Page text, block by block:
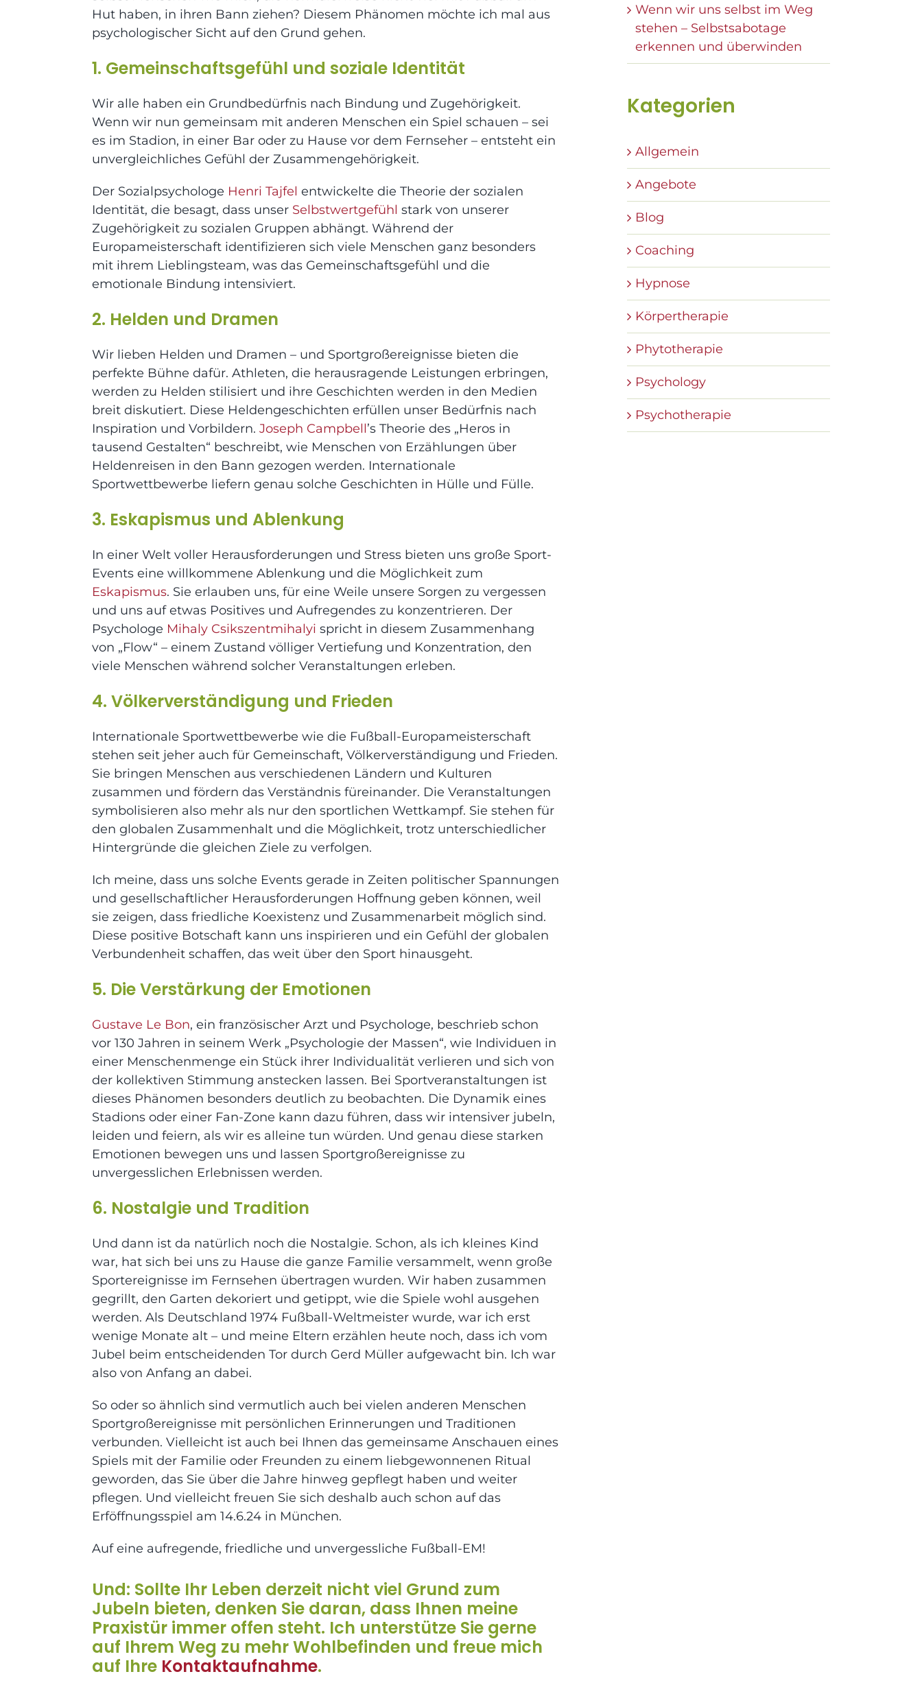
Hut haben, in ihren Bann ziehen? Diesem Phänomen möchte ich mal aus
psychologischer Sicht auf den Grund gehen.
1. Gemeinschaftsgefühl und soziale Identität
Wir alle haben ein Grundbedürfnis nach Bindung und Zugehörigkeit.
Wenn wir nungemeinsam mit anderen Menschen ein Spiel schauen – sei
es im Stadion, in einer Bar oder zu Hause vor dem Fernseher – entsteht ein
unvergleichliches Gefühl der Zusammengehörigkeit.
Der Sozialpsychologe Henri Tajfel entwickelte die Theorie der sozialen
Identität, die besagt, dass unser Selbstwertgefühl stark von unserer
Zugehörigkeit zu sozialen Gruppen abhängt. Während der
Europameisterschaft identifizieren sich viele Menschen ganz besonders
mit ihrem Lieblingsteam, was das Gemeinschaftsgefühl und die
emotionale Bindung intensiviert.
2. Helden und Dramen
Wir lieben Helden und Dramen – und Sportgroßereignisse bieten die
perfekte Bühne dafür. Athleten, die herausragende Leistungen erbringen,
werden zu Helden stilisiert und ihre Geschichten werden in den Medien
breit diskutiert. Diese Heldengeschichten erfüllen unser Bedürfnis nach
Inspiration und Vorbildern.Joseph Campbell’s Theorie des „Heros in
tausend Gestalten“ beschreibt, wie Menschen von Erzählungen über
Heldenreisen in den Bann gezogen werden. Internationale
Sportwettbewerbe liefern genau solche Geschichten in Hülle und Fülle.
3. Eskapismus und Ablenkung
In einer Welt voller Herausforderungen und Stress bieten uns große Sport-
Events eine willkommene Ablenkung und die Möglichkeit zum
Eskapismus. Sie erlauben uns, für eine Weile unsere Sorgen zu vergessen
und uns auf etwas Positives und Aufregendes zu konzentrieren. Der
Psychologe Mihaly Csikszentmihalyi spricht in diesem Zusammenhang
von „Flow“ – einem Zustand völliger Vertiefung und Konzentration, den
viele Menschen während solcher Veranstaltungen erleben.
4. Völkerverständigung und Frieden
Internationale Sportwettbewerbe wie die Fußball-Europameisterschaft
stehen seit jeher auch für Gemeinschaft, Völkerverständigung und Frieden.
Sie bringen Menschen aus verschiedenen Ländern und Kulturen
zusammen und fördern das Verständnis füreinander. Die Veranstaltungen
symbolisieren also mehr als nur den sportlichen Wettkampf. Sie stehen für
den globalen Zusammenhalt und die Möglichkeit, trotz unterschiedlicher
Hintergründe die gleichen Ziele zu verfolgen.
Ich meine, dass uns solche Events gerade in Zeiten politischer Spannungen
und gesellschaftlicher Herausforderungen Hoffnung geben können, weil
sie zeigen, dass friedliche Koexistenz und Zusammenarbeit möglich sind.
Diese positive Botschaft kann uns inspirieren und ein Gefühl der globalen
Verbundenheit schaffen, das weit über den Sport hinausgeht.
5. Die Verstärkung der Emotionen
Gustave Le Bon, ein französischer Arzt und Psychologe, beschrieb schon
vor 130 Jahren in seinem Werk „Psychologie der Massen“, wie Individuen in
einer Menschenmenge ein Stück ihrer Individualität verlieren und sich von
der kollektiven Stimmung anstecken lassen. Bei Sportveranstaltungen ist
dieses Phänomen besonders deutlich zu beobachten. Die Dynamik eines
Stadions oder einer Fan-Zone kann dazu führen, dass wir intensiver jubeln,
leiden und feiern, als wir es alleine tun würden. Und genau diese starken
Emotionen bewegen uns und lassen Sportgroßereignisse zu
unvergesslichen Erlebnissen werden.
6. Nostalgie und Tradition
Und dann ist da natürlich noch die Nostalgie. Schon, als ich kleines Kind
war, hat sich bei uns zu Hause die ganze Familie versammelt, wenn große
Sportereignisse im Fernsehen übertragen wurden. Wir haben zusammen
gegrillt, den Garten dekoriert und getippt, wie die Spiele wohl ausgehen
werden. Als Deutschland 1974 Fußball-Weltmeister wurde, war ich erst
wenige Monate alt – und meine Eltern erzählen heute noch, dass ich vom
Jubel beim entscheidenden Tor durch Gerd Müller aufgewacht bin. Ich war
also von Anfang an dabei.
So oder so ähnlich sind vermutlich auch bei vielen anderen Menschen
Sportgroßereignisse mit persönlichen Erinnerungen und Traditionen
verbunden. Vielleicht ist auch bei Ihnen das gemeinsame Anschauen eines
Spiels mit der Familie oder Freunden zu einem liebgewonnenen Ritual
geworden, das Sie über die Jahre hinweg gepflegt haben und weiter
pflegen. Und vielleicht freuen Sie sich deshalb auch schon auf das
Erföffnungsspiel am 14.6.24 in München.
Auf eine aufregende, friedliche und unvergessliche Fußball-EM!
Und: Sollte Ihr Leben derzeit nicht viel Grund zum
Jubeln bieten, denken Sie daran, dass Ihnen meine
Praxistür immer offen steht. Ich unterstütze Sie gerne
auf Ihrem Weg zu mehr Wohlbefinden und freue mich
auf Ihre Kontaktaufnahme.
Wenn wir uns selbst im Weg
stehen – Selbstsabotage
erkennen und überwinden
Kategorien
Allgemein
Angebote
Blog
Coaching
Hypnose
Körpertherapie
Phytotherapie
Psychology
Psychotherapie